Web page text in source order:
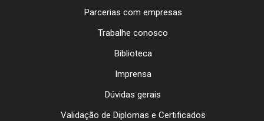
Parcerias com empresas
Trabalhe conosco
Biblioteca
Imprensa
Dúvidas gerais
Validação de Diplomas e Certificados